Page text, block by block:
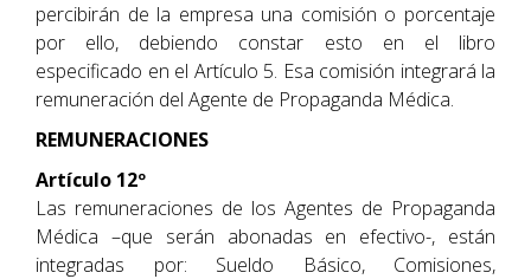
percibirán de la empresa una comisión o porcentaje
por ello, debiendo constar esto en el libro
especificado en el Artículo 5. Esa comisión integrará la
remuneración del Agente de Propaganda Médica.
REMUNERACIONES
Artículo 12º
Las remuneraciones de los Agentes de Propaganda
Médica –que serán abonadas en efectivo-, están
integradas por: Sueldo Básico, Comisiones,